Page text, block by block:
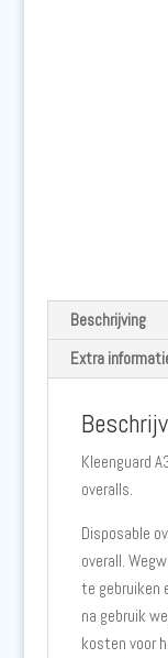
Beschrijving
Extra
Kleenguard
overalls.
Disposable
overall.
te gebruiken
na gebruik
kosten voor